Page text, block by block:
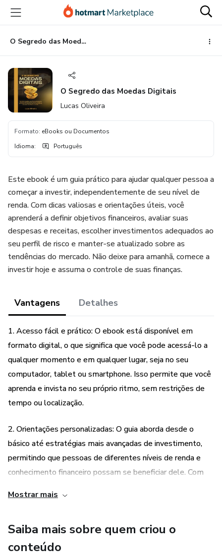
para
conteúdo
principal
para
pagamento
para
rodapé
O Segredo das Moedas Digitais
O Segredo das Moedas Digitais
Lucas Oliveira
Formato: eBooks ou Documentos
Idioma: Português
Este ebook é um guia prático para ajudar qualquer pessoa a
começar a investir, independentemente de seu nível de
renda. Com dicas valiosas e orientações úteis, você
aprenderá a definir objetivos financeiros, avaliar suas
despesas e receitas, escolher investimentos adequados ao
seu perfil de risco e manter-se atualizado sobre as
tendências do mercado. Não deixe para amanhã, comece a
investir hoje e assuma o controle de suas finanças.
Vantagens Detalhes
1. Acesso fácil e prático: O ebook está disponível em
formato digital, o que significa que você pode acessá-lo a
qualquer momento e em qualquer lugar, seja no seu
computador, tablet ou smartphone. Isso permite que você
aprenda e invista no seu próprio ritmo, sem restrições de
tempo ou localização.
2. Orientações personalizadas: O guia aborda desde o
básico até estratégias mais avançadas de investimento,
permitindo que pessoas de diferentes níveis de renda e
conhecimento financeiro possam se beneficiar dele. Com
objetivos financeiros, avaliar suas despesas e receitas, e
3. Atualização constante: O mercado financeiro está em
Mostrar mais
Saiba mais sobre quem criou o
conteúdo